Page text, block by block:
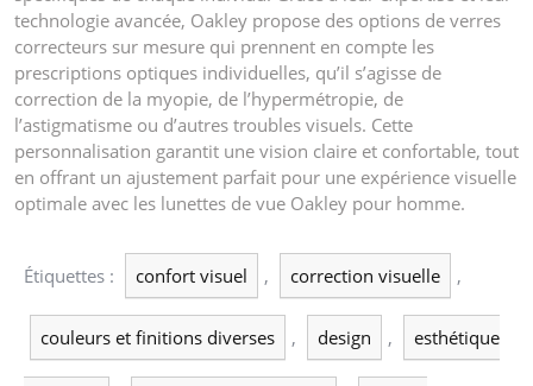
technologie avancée, Oakley propose des options de verres
correcteurs sur mesure qui prennent en compte les
prescriptions optiques individuelles, qu’il s’agisse de
correction de la myopie, de l’hypermétropie, de
l’astigmatisme ou d’autres troubles visuels. Cette
personnalisation garantit une vision claire et confortable, tout
en offrant un ajustement parfait pour une expérience visuelle
optimale avec les lunettes de vue Oakley pour homme.
Étiquettes : confort visuel , correction visuelle ,
couleurs et finitions diverses , design , esthétique